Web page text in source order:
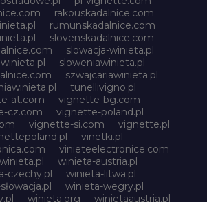
rakouskadalnice.com
rumunskadalnice.com
slovenskadalnice.com
slowacja-winieta.pl
sloweniawinieta.pl
szwajcariawinieta.pl
tunellivigno.pl
at.com
vignette-bg.com
cz.com
vignette-poland.pl
vignette-si.com
vignette.pl
vinetki.pl
vinieteelectronice.com
winieta-austria.pl
czechy.pl
winieta-litwa.pl
winieta-wegry.pl
winieta.org winietaaustria.pl